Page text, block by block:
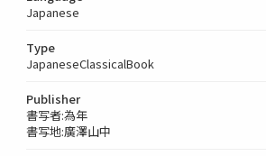
Japanese
Type
JapaneseClassicalBook
Publisher
書写者:為年
書写地:廣澤山中